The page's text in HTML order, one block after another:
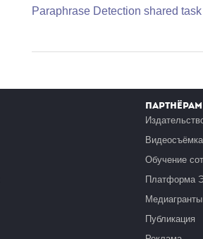
Paraphrase Detection shared task
Партнёрам
Видеосъёмка
Обучение
Платформа
Медиагранты
Публикация